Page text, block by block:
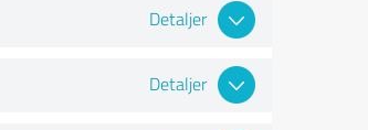
Detaljer
Detaljer